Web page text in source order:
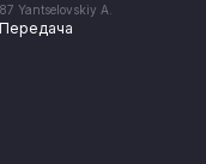
87 Yantselovskiy A.
Передача